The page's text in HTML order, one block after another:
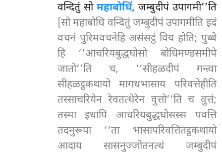
वन्दितुं सो महाबोधिं, जम्बुदीपं उपागमी’’ति
[सो महाबोधि वन्दितुं जम्बुदीपं उपागमीति इदं
वचनं पुरिमवचनेहि असंसट्ठं विय होति; पुब्बे
हि ‘‘आचरियबुद्धघोसो बोधिमण्डसमीपे
जातो’’ति च, ‘‘सीहळदीपं गन्त्वा
सीहळट्ठकथायो मागधभासाय परिवत्तेहीति
तस्साचरियेन रेवतत्थेरेन वुत्तो’’ति च वुत्तं;
तस्मा इधापि आचरियबुद्धघोसस्स पवत्ति
तदनुरूपा ‘‘ता भासापरिवत्तितट्ठकथायो
आदाय सासनुज्जोतनत्थं जम्बुदीपं